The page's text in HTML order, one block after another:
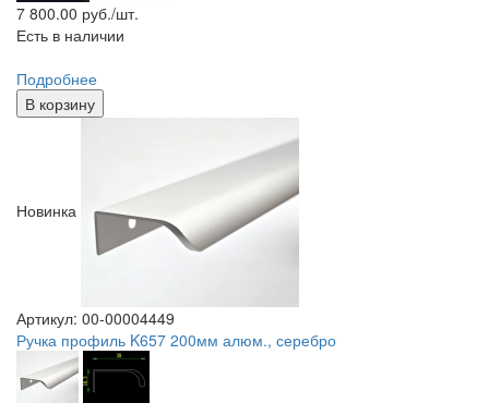
7 800.00 руб./шт.
Есть в наличии
Подробнее
В корзину
Новинка
Артикул: 00-00004449
Ручка профиль K657 200мм алюм., серебро